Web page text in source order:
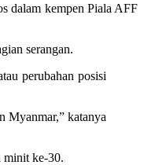
dalam kempen Piala AFF
serangan.
perubahan posisi
Myanmar,” katanya
minit ke-30.